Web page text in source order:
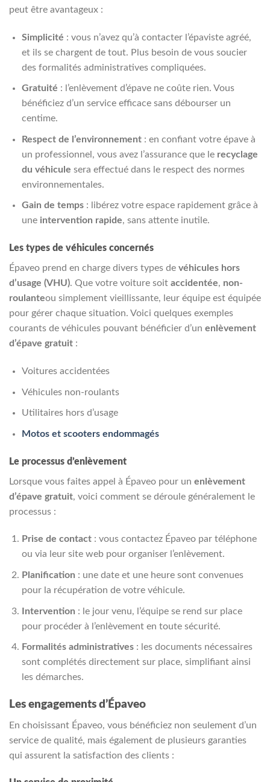
peut être avantageux :
Simplicité : vous n’avez qu’à contacter l’épaviste agréé,
et ils se chargent de tout. Plus besoin de vous soucier
des formalités administratives compliquées.
Gratuité : l’enlèvement d’épave ne coûte rien. Vous
bénéficiez d’un service efficace sans débourser un
centime.
Respect de l’environnement: en confiant votre épave à
un professionnel, vous avez l’assurance que le recyclage
du véhicule sera effectué dans le respect des normes
environnementales.
Gain de temps: libérez votre espace rapidement grâce à
une intervention rapide, sans attente inutile.
Les types de véhicules concernés
Épaveo prend en charge divers types de véhicules hors
d’usage (VHU). Que votre voiture soit accidentée, non-
roulanteou simplement vieillissante, leur équipe est équipée
pour gérer chaque situation. Voici quelques exemples
courants de véhicules pouvant bénéficier d’un enlèvement
d’épave gratuit :
Voitures accidentées
Véhicules non-roulants
Utilitaires hors d’usage
Motos et scooters endommagés
Le processus d’enlèvement
Lorsque vous faites appel à Épaveo pour un enlèvement
d’épave gratuit, voici comment se déroule généralement le
processus :
Prise de contact: vous contactez Épaveo par téléphone
ou via leur site web pour organiser l’enlèvement.
Planification : une date et une heure sont convenues
pour la récupération de votre véhicule.
Intervention : le jour venu, l’équipe se rend sur place
pour procéder à l’enlèvement en toute sécurité.
Formalités administratives: les documents nécessaires
sont complétés directement sur place, simplifiant ainsi
les démarches.
Les engagements d’Épaveo
En choisissant Épaveo, vous bénéficiez non seulement d’un
service de qualité, mais également de plusieurs garanties
qui assurent la satisfaction des clients :